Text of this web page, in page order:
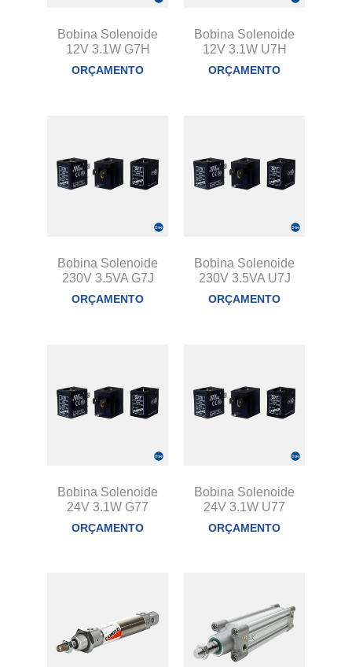
Bobina Solenoide
12V 3.1W G7H
ORÇAMENTO
Bobina Solenoide
12V 3.1W U7H
ORÇAMENTO
Bobina Solenoide
230V 3.5VA G7J
ORÇAMENTO
Bobina Solenoide
230V 3.5VA U7J
ORÇAMENTO
Bobina Solenoide
24V 3.1W G77
ORÇAMENTO
Bobina Solenoide
24V 3.1W U77
ORÇAMENTO